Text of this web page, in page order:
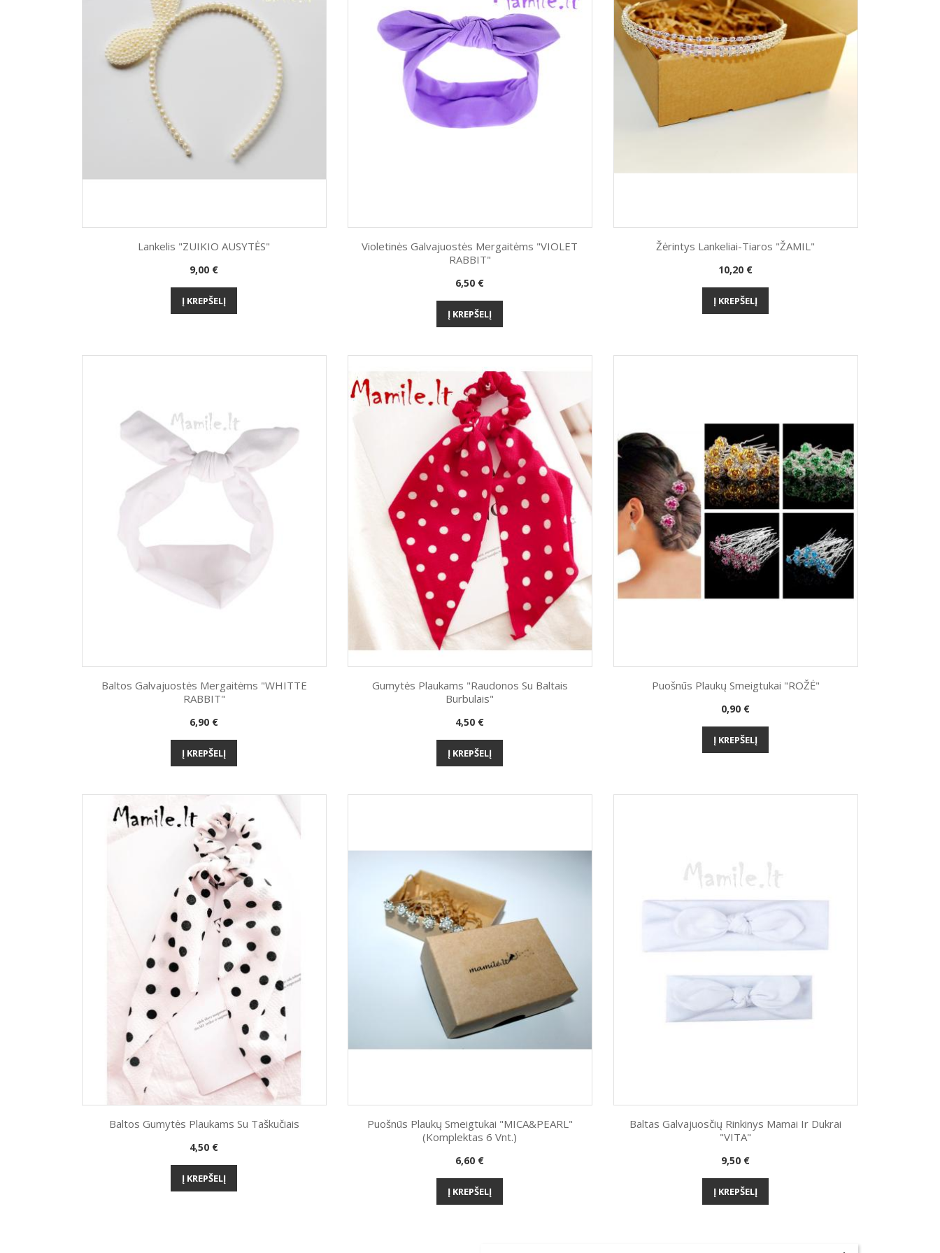
Greita peržiūra
Lankelis "ZUIKIO AUSYTĖS"
Kaina
9,00 €
Į KREPŠELĮ
Violetinės Galvajuostės Mergaitėms "VIOLET
RABBIT"
Kaina
6,50 €
Į KREPŠELĮ
Greita peržiūra
Žėrintys Lankeliai-Tiaros "ŽAMIL"
Kaina
10,20 €
Į KREPŠELĮ
Baltos Galvajuostės Mergaitėms "WHITTE
RABBIT"
Kaina
6,90 €
Į KREPŠELĮ
Gumytės Plaukams "Raudonos Su Baltais
Burbulais"
Kaina
4,50 €
Į KREPŠELĮ
Greita peržiūra
Puošnūs Plaukų Smeigtukai "ROŽĖ"
Kaina
0,90 €
Į KREPŠELĮ
Greita peržiūra
Baltos Gumytės Plaukams Su Taškučiais
Kaina
4,50 €
Į KREPŠELĮ
Puošnūs Plaukų Smeigtukai "MICA&PEARL"
(komplektas 6 Vnt.)
Kaina
6,60 €
Į KREPŠELĮ
Baltas Galvajuosčių Rinkinys Mamai Ir Dukrai
"VITA"
Kaina
9,50 €
Į KREPŠELĮ